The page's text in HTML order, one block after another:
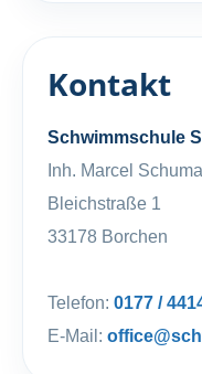
Kontakt
Schwimmschule
Inh. Marcel
Bleichstraße 1
33178 Borchen
Telefon: 0177 /
E-Mail: